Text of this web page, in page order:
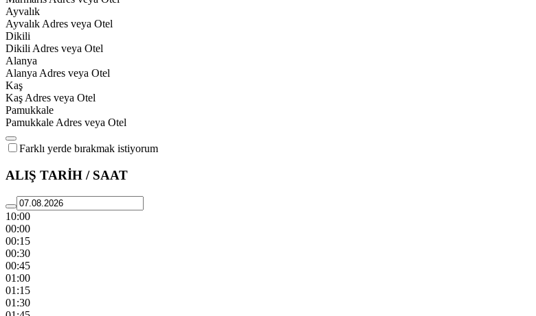
Ayvalık
Ayvalık Adres veya Otel
Dikili
Dikili Adres veya Otel
Alanya
Alanya Adres veya Otel
Kaş
Kaş Adres veya Otel
Pamukkale
Pamukkale Adres veya Otel
Farklı yerde bırakmak istiyorum
ALIŞ TARİH / SAAT
10:00
00:00
00:15
00:30
00:45
01:00
01:15
01:30